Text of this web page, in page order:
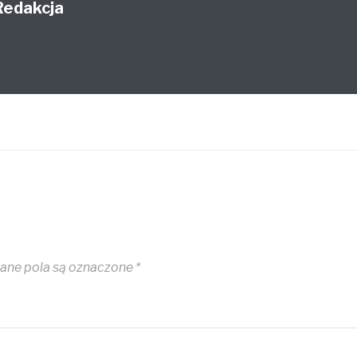
pola są oznaczone *